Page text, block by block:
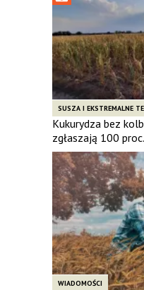
SUSZA I EKSTREMALNE
Kukurydza bez
zgłaszają 100
WIADOMOŚCI